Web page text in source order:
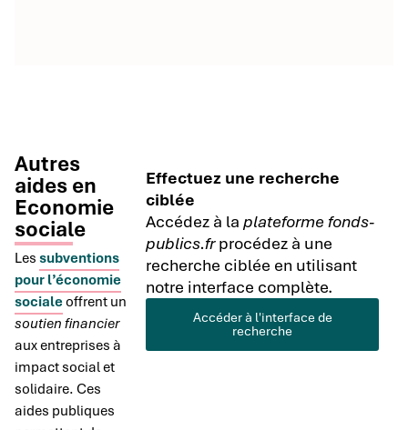
Autres
aides en
Economie
sociale
Les subventions
pour l’économie
socialeoffrent un
soutien financier
aux entreprises à
impact social et
solidaire. Ces
aides publiques
Effectuez une recherche
ciblée
Accédez à laplateforme fonds-
publics.frprocédez à une
recherche ciblée en utilisant
notre interface complète.
Accéder à l'interface de
recherche